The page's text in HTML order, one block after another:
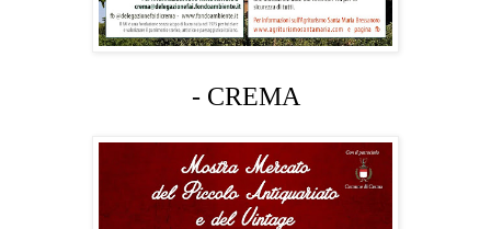
- CREMA